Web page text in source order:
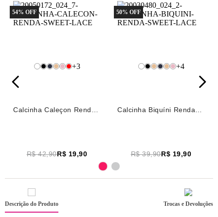
54% OFF
+3
Calcinha Caleçon Renda
R$ 42,90R$ 19,90
50% OFF
+4
Calcinha Biquíni Renda
R$ 39,90R$ 19,90
Descrição do Produto Trocas e Devoluções